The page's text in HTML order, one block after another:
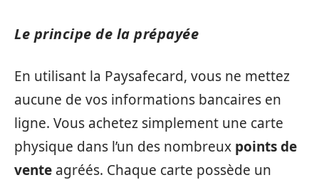
Le principe de la prépayée
En utilisant la Paysafecard, vous ne mettez
aucune de vos informations bancaires en
ligne. Vous achetez simplement une carte
physique dans l’un des nombreux points de
vente agréés. Chaque carte possède un